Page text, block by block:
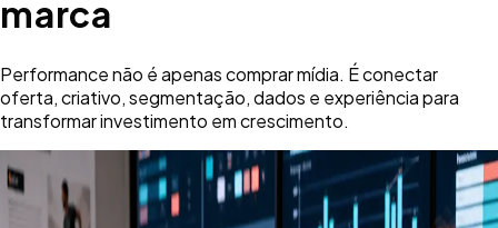
marca
Performance não é apenas comprar mídia. É conectar
oferta, criativo, segmentação, dados e experiência para
transformar investimento em crescimento.